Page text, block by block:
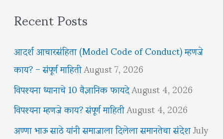
Recent Posts
आदर्श आचारसंहिता (Model Code of Conduct) म्हणजे
काय? – संपूर्ण माहितीAugust 7, 2026
विपश्यना ध्यानाचे 10 वैज्ञानिक फायदेAugust 4, 2026
विपश्यना म्हणजे काय? संपूर्ण माहितीAugust 4, 2026
अण्णा भाऊ साठे यांनी समाजाला दिलेला समानतेचा संदेशJuly